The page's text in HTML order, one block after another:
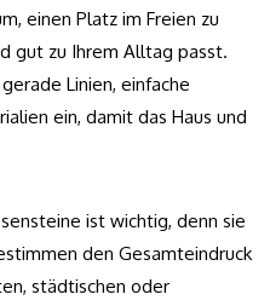
einen Platz im Freien zu
gut zu Ihrem Alltag passt.
Linien, einfache
ein, damit das Haus und
ist wichtig, denn sie
den Gesamteindruck
städtischen oder